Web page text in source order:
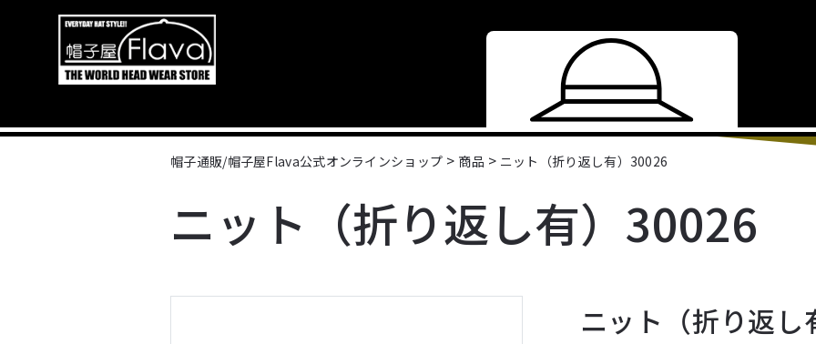
帽子通販/帽子屋Flava公式オンラインショップ > 商品 > ニット（折り返し有）30026
ニット（折り返し有）30026
ニット（折り返